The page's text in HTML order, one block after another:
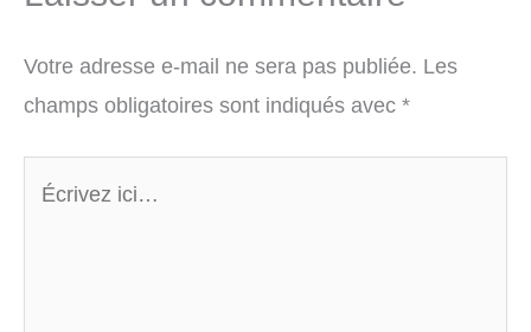
Votre adresse e-mail ne sera pas publiée. Les
champs obligatoires sont indiqués avec *